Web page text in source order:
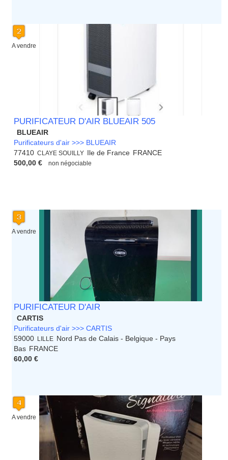
A vendre
PURIFICATEUR D'AIR BLUEAIR 505
BLUEAIR
Purificateurs d'air >>> BLUEAIR
77410 CLAYE SOUILLY Ile de France FRANCE
500,00 €
non négociable
A vendre
PURIFICATEUR D'AIR
CARTIS
Purificateurs d'air >>> CARTIS
59000
LILLE Nord Pas de Calais - Belgique - Pays
Bas FRANCE
60,00 €
A vendre